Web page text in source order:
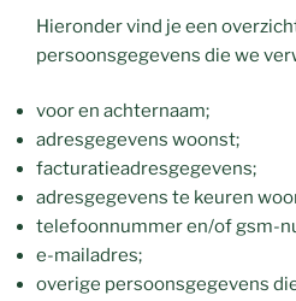
Hieronder vind je een
persoonsgegevens die we
voor en achternaam;
adresgegevens woonst;
facturatieadresgegevens;
adresgegevens te keuren
telefoonnummer en/of gsm-
e-mailadres;
overige persoonsgegevens